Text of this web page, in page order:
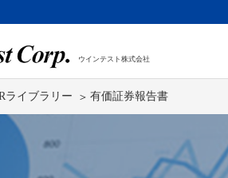
ウインテスト株式会社
ライブラリー 有価証券報告書